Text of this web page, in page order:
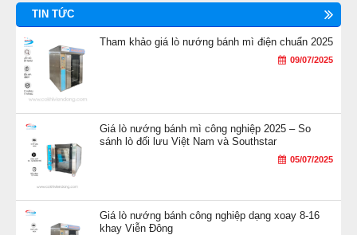
TIN TỨC
Tham khảo giá lò nướng bánh mì điện chuẩn 2025
09/07/2025
Giá lò nướng bánh mì công nghiệp 2025 – So
sánh lò đối lưu Việt Nam và Southstar
05/07/2025
Giá lò nướng bánh công nghiệp dạng xoay 8-16
khay Viễn Đông